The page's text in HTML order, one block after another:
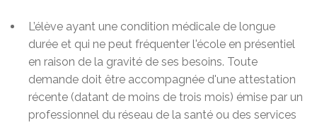
L’élève ayant une condition médicale de longue
durée et qui ne peut fréquenter l'école en présentiel
en raison de la gravité de ses besoins. Toute
demande doit être accompagnée d'une attestation
récente (datant de moins de trois mois) émise par un
professionnel du réseau de la santé ou des services